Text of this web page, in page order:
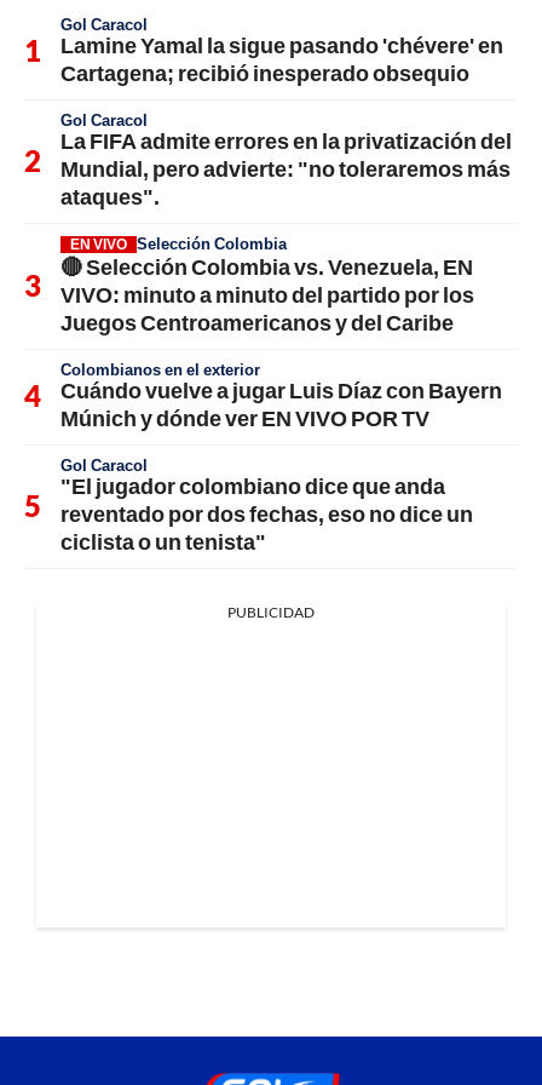
Gol Caracol
Lamine Yamal la sigue pasando 'chévere' en
Cartagena; recibió inesperado obsequio
Gol Caracol
La FIFA admite errores en la privatización del
Mundial, pero advierte: "no toleraremos más
ataques".
EN VIVO Selección Colombia
🔴 Selección Colombia vs. Venezuela, EN
VIVO: minuto a minuto del partido por los
Juegos Centroamericanos y del Caribe
Colombianos en el exterior
Cuándo vuelve a jugar Luis Díaz con Bayern
Múnich y dónde ver EN VIVO POR TV
Gol Caracol
"El jugador colombiano dice que anda
reventado por dos fechas, eso no dice un
ciclista o un tenista"
PUBLICIDAD